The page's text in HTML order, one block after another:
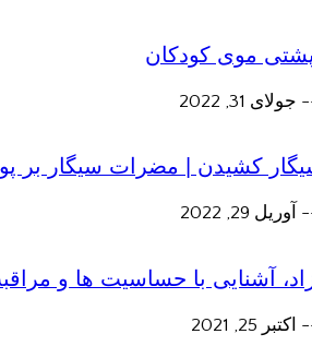
پشتی موی کودکان
جولای 31, 2022
کشیدن | مضرات سیگار بر
آوریل 29, 2022
آشنایی با حساسیت ها و
اکتبر 25, 2021